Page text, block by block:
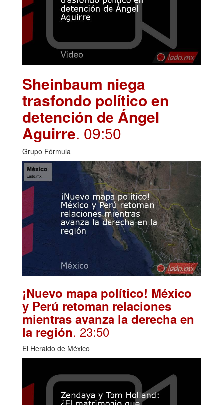
Sheinbaum niega
trasfondo político en
detención de Ángel
Aguirre. 09:50
Grupo Fórmula
¡Nuevo mapa político! México
y Perú retoman relaciones
mientras avanza la derecha en
la región. 23:50
El Heraldo de México